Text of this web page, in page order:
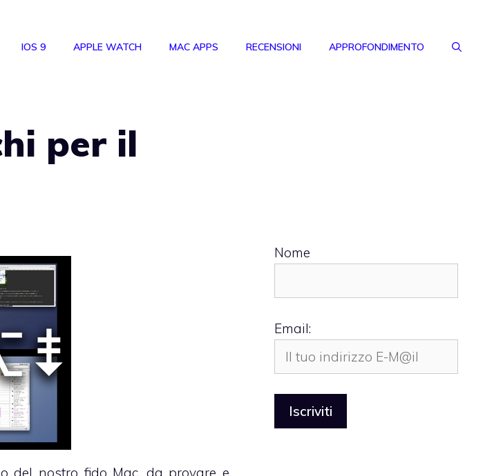
IOS 9 APPLE WATCH MAC APPS RECENSIONI APPROFONDIMENTO
per il
del nostro fido Mac, da provare e
Nome
Email: